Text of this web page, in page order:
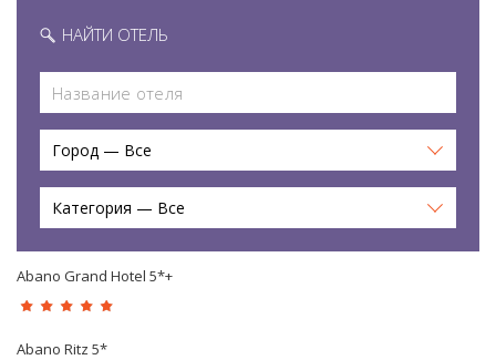
НАЙТИ ОТЕЛЬ
Город — Все
Категория — Все
Abano Grand Hotel 5*+
Abano Ritz 5*